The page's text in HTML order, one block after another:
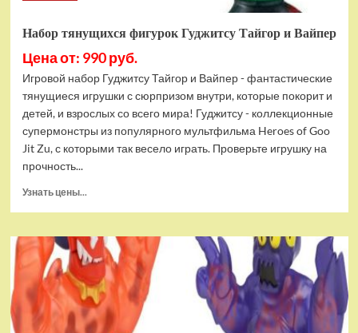
Набор тянущихся фигурок Гуджитсу Тайгор и Вайпер
Цена от: 990 руб.
Игровой набор Гуджитсу Тайгор и Вайпер - фантастические
тянущиеся игрушки с сюрпризом внутри, которые покорит и
детей, и взрослых со всего мира! Гуджитсу - коллекционные
супермонстры из популярного мультфильма Heroes of Goo
Jit Zu, с которыми так весело играть. Проверьте игрушку на
прочность...
Узнать цены...
Набор
тянущихся
фигурок
Гуджитсу
Тайгор
и
Вайпер